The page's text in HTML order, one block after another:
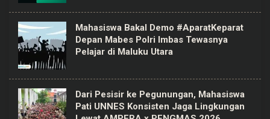
Mahasiswa Bakal Demo #AparatKeparat
Depan Mabes Polri Imbas Tewasnya
Pelajar di Maluku Utara
Dari Pesisir ke Pegunungan, Mahasiswa
Pati UNNES Konsisten Jaga Lingkungan